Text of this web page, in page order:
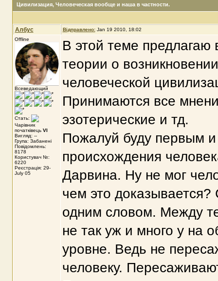
Цивилизация, Человеческая вообще и наша в частности.
Албус Відправлено: Jan 19 2010, 18:02
Offline
Всеведающий
Стать:
Чарівник
початківець VI
Вигляд: --
Група: Забанені
Повідомлень:
8178
Користувач №:
6220
Реєстрація: 29-
July 05
В этой теме предлагаю
теории о
человеческой
Принимаются все
эзотерические и тд.
Пожалуй буду первым
происхождения
Дарвина. Ну не мог
чем это
одним словом. Между
не так уж и много у на
уровне. Ведь не
человеку.